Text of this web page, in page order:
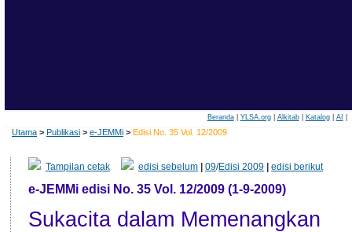
Beranda| YLSA.org| Alkitab| Katalog| AI
Utama > Publikasi > e-JEMMi > Edisi No. 35 Vol. 12/2009
Tampilan cetak edisi sebelum |09/Edisi 2009 |edisi berikut
e-JEMMi edisi No. 35 Vol. 12/2009 (1-9-2009)
Sukacita dalam Memenangkan